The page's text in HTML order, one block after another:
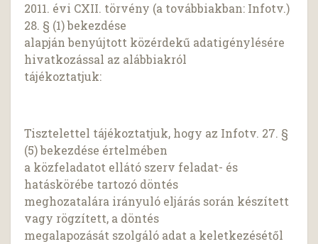
2011. évi CXII. törvény (a továbbiakban: Infotv.)
28. § (1) bekezdése
alapján benyújtott közérdekű adatigénylésére
hivatkozással az alábbiakról
tájékoztatjuk:
Tisztelettel tájékoztatjuk, hogy az Infotv. 27. §
(5) bekezdése értelmében
a közfeladatot ellátó szerv feladat- és
hatáskörébe tartozó döntés
meghozatalára irányuló eljárás során készített
vagy rögzített, a döntés
megalapozását szolgáló adat a keletkezésétől